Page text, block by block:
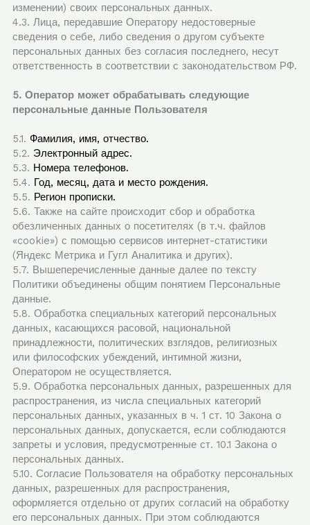
изменении) своих персональных данных.
4.3. Лица, передавшие Оператору недостоверные
сведения о себе, либо сведения о другом субъекте
персональных данных без согласия последнего, несут
ответственность в соответствии с законодательством РФ.
5. Оператор может обрабатывать следующие
персональные данные Пользователя
5.1. Фамилия, имя, отчество.
5.2. Электронный адрес.
5.3. Номера телефонов.
5.4. Год, месяц, дата и место рождения.
5.5. Регион прописки.
5.6. Также на сайте происходит сбор и обработка
обезличенных данных о посетителях (в т.ч. файлов
«cookie») с помощью сервисов интернет-статистики
(Яндекс Метрика и Гугл Аналитика и других).
5.7. Вышеперечисленные данные далее по тексту
Политики объединены общим понятием Персональные
данные.
5.8. Обработка специальных категорий персональных
данных, касающихся расовой, национальной
принадлежности, политических взглядов, религиозных
или философских убеждений, интимной жизни,
Оператором не осуществляется.
5.9. Обработка персональных данных, разрешенных для
распространения, из числа специальных категорий
персональных данных, указанных в ч. 1 ст. 10 Закона о
персональных данных, допускается, если соблюдаются
запреты и условия, предусмотренные ст. 10.1 Закона о
персональных данных.
5.10. Согласие Пользователя на обработку персональных
данных, разрешенных для распространения,
оформляется отдельно от других согласий на обработку
его персональных данных. При этом соблюдаются